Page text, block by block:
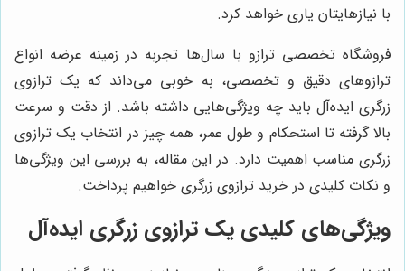
با نیازهایتان یاری خواهد کرد.
فروشگاه تخصصی ترازو با سال‌ها تجربه در زمینه عرضه انواع
ترازوهای دقیق و تخصصی، به خوبی می‌داند که یک ترازوی
زرگری ایده‌آل باید چه ویژگی‌هایی داشته باشد. از دقت و سرعت
بالا گرفته تا استحکام و طول عمر، همه چیز در انتخاب یک ترازوی
زرگری مناسب اهمیت دارد. در این مقاله، به بررسی این ویژگی‌ها
و نکات کلیدی در خرید ترازوی زرگری خواهیم پرداخت.
ویژگی‌های کلیدی یک ترازوی زرگری ایده‌آل